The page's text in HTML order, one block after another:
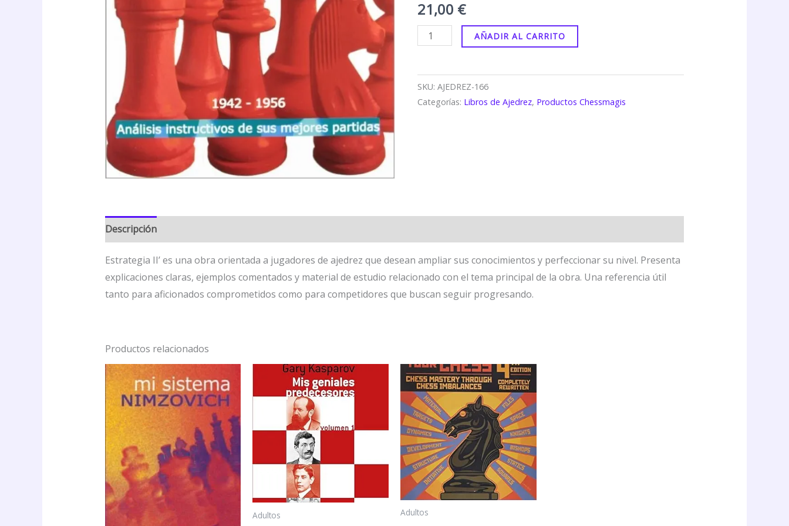
21,00 €
AÑADIR AL CARRITO
SKU:AJEDREZ-166
Categorías: Libros de Ajedrez, Productos Chessmagis
Descripción
Estrategia II’ es una obra orientada a jugadores de ajedrez que desean ampliar sus conocimientos y perfeccionar su nivel. Presenta
explicaciones claras, ejemplos comentados y material de estudio relacionado con el tema principal de la obra. Una referencia útil
tanto para aficionados comprometidos como para competidores que buscan seguir progresando.
Productos relacionados
Adultos Adultos